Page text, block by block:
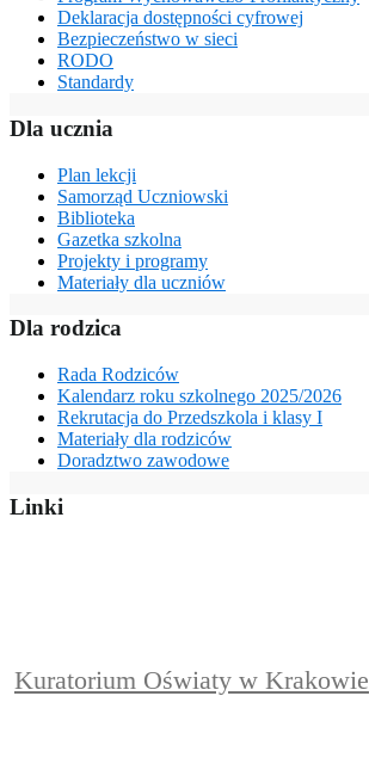
Deklaracja dostępności cyfrowej
Bezpieczeństwo w sieci
RODO
Standardy
Dla ucznia
Plan lekcji
Samorząd Uczniowski
Biblioteka
Gazetka szkolna
Projekty i programy
Materiały dla uczniów
Dla rodzica
Rada Rodziców
Kalendarz roku szkolnego 2025/2026
Rekrutacja do Przedszkola i klasy I
Materiały dla rodziców
Doradztwo zawodowe
Linki
Kuratorium Oświaty w Krakowie